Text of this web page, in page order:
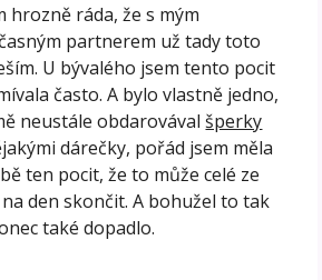
hrozně ráda, že s mým
partnerem už tady toto
U bývalého jsem tento pocit
často. A bylo vlastně jedno,
neustále obdarovávalšperky
dárečky, pořád jsem měla
ten pocit, že to může celé ze
den skončit. A bohužel to tak
také dopadlo.